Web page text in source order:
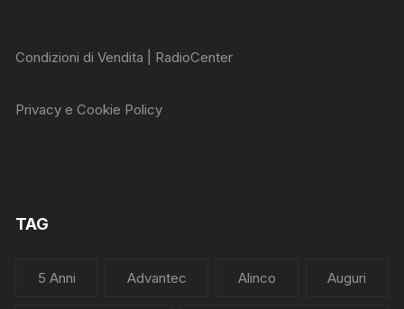
Condizioni di Vendita | RadioCenter
Privacy e Cookie Policy
TAG
5 Anni Advantec Alinco Auguri